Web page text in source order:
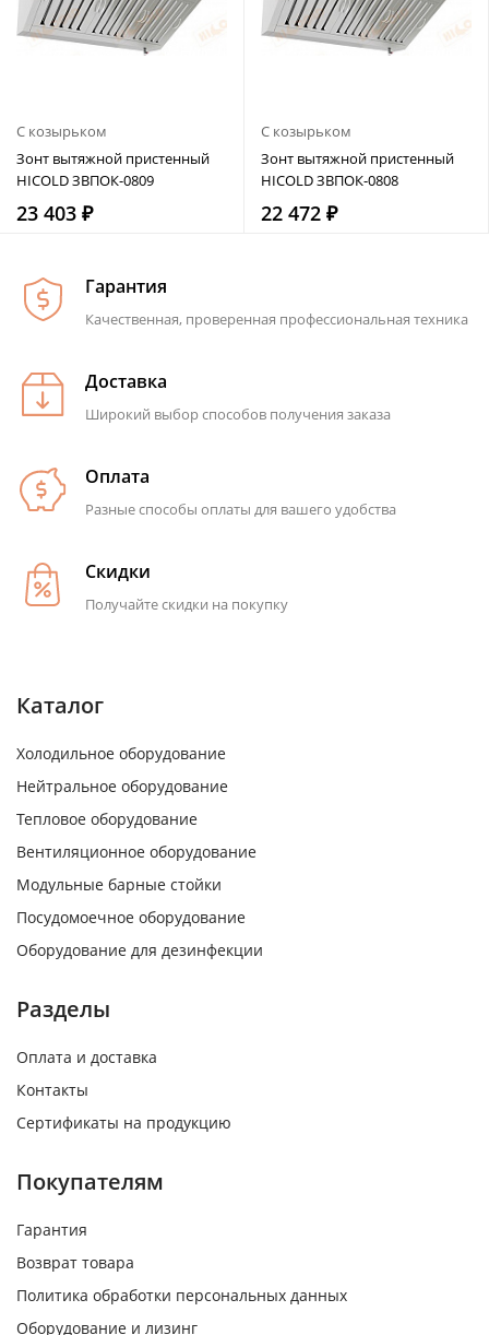
С козырьком
Зонт вытяжной пристенный
HICOLD ЗВПОК-0809
23 403 ₽
С козырьком
Зонт вытяжной пристенный
HICOLD ЗВПОК-0808
22 472 ₽
Гарантия
Качественная, проверенная профессиональная техника
Доставка
Широкий выбор способов получения заказа
Оплата
Разные способы оплаты для вашего удобства
Скидки
Получайте скидки на покупку
Каталог
Холодильное оборудование
Нейтральное оборудование
Тепловое оборудование
Вентиляционное оборудование
Модульные барные стойки
Посудомоечное оборудование
Оборудование для дезинфекции
Разделы
Оплата и доставка
Контакты
Сертификаты на продукцию
Покупателям
Гарантия
Возврат товара
Политика обработки персональных данных
Оборудование и лизинг